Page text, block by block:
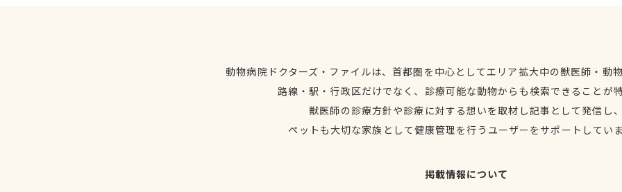
動物病院ドクターズ・ファイルは、首都圏を中心としてエリア拡大中の獣医師・動
路線・駅・行政区だけでなく、診療可能な動物からも検索できることが
獣医師の診療方針や診療に対する想いを取材し記事として発信し
ペットも大切な家族として健康管理を行うユーザーをサポートしてい
掲載情報について